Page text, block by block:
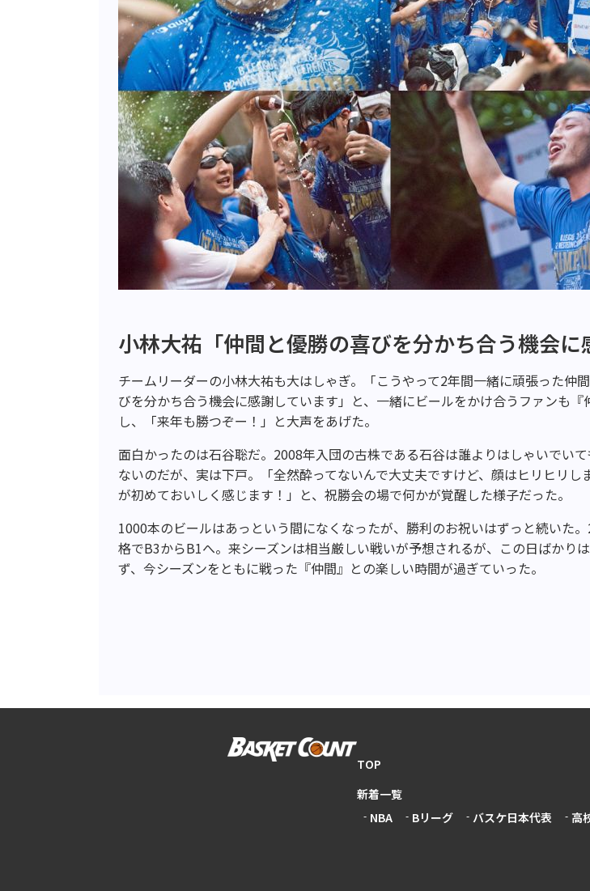
小林大祐「仲間と優勝の喜びを分かち合う機会に
チームリーダーの小林大祐も大はしゃぎ。「こうやって2年間一緒に頑張った仲
びを分かち合う機会に感謝しています」と、一緒にビールをかけ合うファンも『
し、「来年も勝つぞー！」と大声をあげた。
面白かったのは石谷聡だ。2008年入団の古株である石谷は誰よりはしゃいでいて
ないのだが、実は下戸。「全然酔ってないんで大丈夫ですけど、顔はヒリヒリし
が初めておいしく感じます！」と、祝勝会の場で何かが覚醒した様子だった。
1000本のビールはあっという間になくなったが、勝利のお祝いはずっと続いた
格でB3からB1へ。来シーズンは相当厳しい戦いが予想されるが、この日ばかり
ず、今シーズンをともに戦った『仲間』との楽しい時間が過ぎていった。
TOP
新着一覧
NBA
Bリーグ バスケ日本代表 高